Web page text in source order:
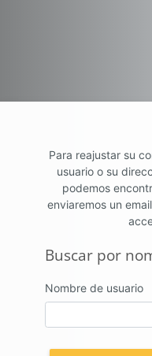
Para reajustar su
usuario o su
podemos
enviaremos un
Buscar por
Buscar por
Nombre de usuario